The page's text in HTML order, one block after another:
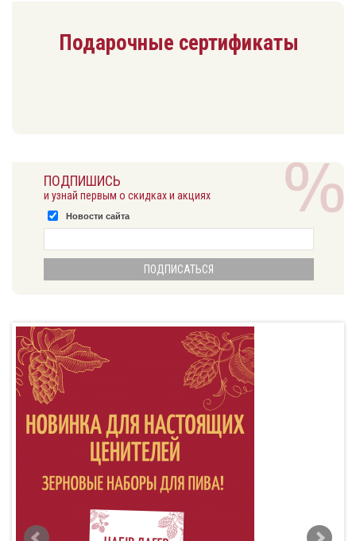
Подарочные сертификаты
ПОДПИШИСЬ
и узнай первым о скидках и акциях
Новости сайта